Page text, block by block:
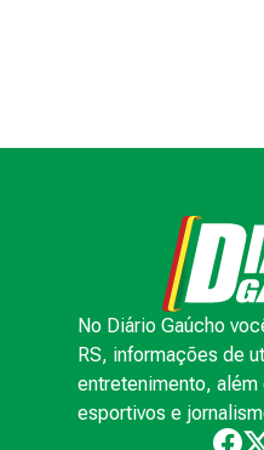
No Diário Gaúcho
RS, informações de
entretenimento, além
esportivos e